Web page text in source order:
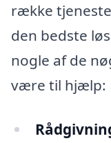
række
den bedste
nogle af de
være til hjælp: